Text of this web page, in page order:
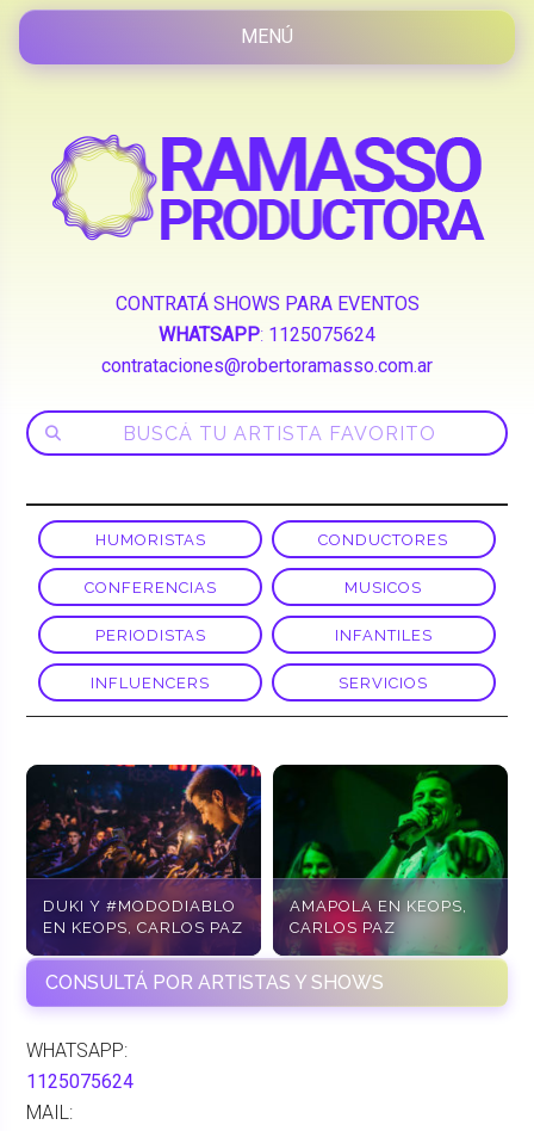
CONTRATÁ SHOWS PARA EVENTOS
WHATSAPP: 1125075624
contrataciones@robertoramasso.com.ar
HUMORISTAS CONDUCTORES
CONFERENCIAS MUSICOS
PERIODISTAS INFANTILES
INFLUENCERS SERVICIOS
DUKI Y #MODODIABLO
EN KEOPS, CARLOS PAZ
AMAPOLA EN KEOPS,
CARLOS PAZ
CONSULTÁ POR ARTISTAS Y SHOWS
WHATSAPP:
1125075624
MAIL: